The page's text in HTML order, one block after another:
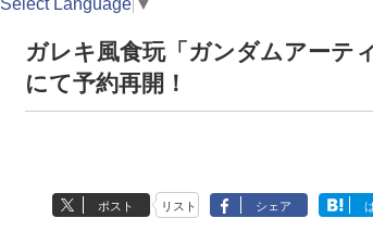
ガレキ風食玩「ガンダムアーテ
にて予約再開！
ポスト リスト シェア